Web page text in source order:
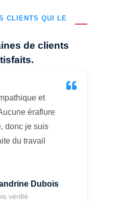
CLIENTS QUI LE
de clients
et
éraflure
donc je suis
du travail
Dubois
vérifié